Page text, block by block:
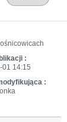
:
01 14:15
: